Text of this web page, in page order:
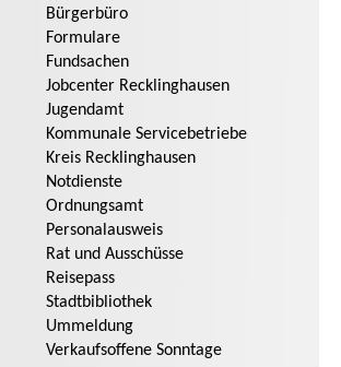
Bürgerbüro
Formulare
Fundsachen
Jobcenter Recklinghausen
Jugendamt
Kommunale Servicebetriebe
Kreis Recklinghausen
Notdienste
Ordnungsamt
Personalausweis
Rat und Ausschüsse
Reisepass
Stadtbibliothek
Ummeldung
Verkaufsoffene Sonntage